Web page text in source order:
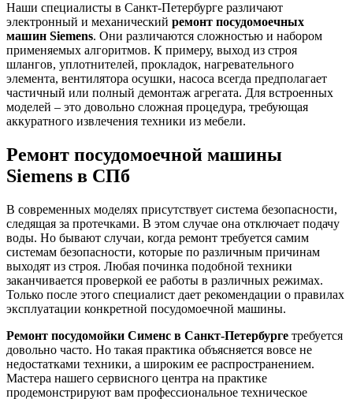
Наши специалисты в Санкт-Петербурге различают
электронный и механический ремонт посудомоечных
машин Siemens. Они различаются сложностью и набором
применяемых алгоритмов. К примеру, выход из строя
шлангов, уплотнителей, прокладок, нагревательного
элемента, вентилятора осушки, насоса всегда предполагает
частичный или полный демонтаж агрегата. Для встроенных
моделей – это довольно сложная процедура, требующая
аккуратного извлечения техники из мебели.
Ремонт посудомоечной машины
Siemens в СПб
В современных моделях присутствует система безопасности,
следящая за протечками. В этом случае она отключает подачу
воды. Но бывают случаи, когда ремонт требуется самим
системам безопасности, которые по различным причинам
выходят из строя. Любая починка подобной техники
заканчивается проверкой ее работы в различных режимах.
Только после этого специалист дает рекомендации о правилах
эксплуатации конкретной посудомоечной машины.
Ремонт посудомойки Сименс в Санкт-Петербурге требуется
довольно часто. Но такая практика объясняется вовсе не
недостатками техники, а широким ее распространением.
Мастера нашего сервисного центра на практике
продемонстрируют вам профессиональное техническое